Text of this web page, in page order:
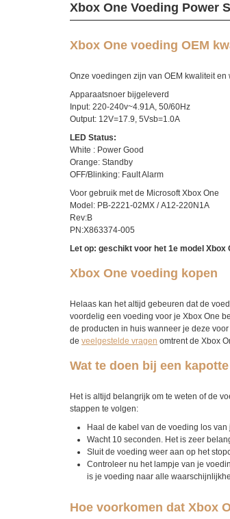
Xbox One Voeding Power
Xbox One voeding OEM
Onze voedingen zijn van OEM kwaliteit
Apparaatsnoer bijgeleverd
Input: 220-240v~4.91A, 50/60Hz
Output: 12V=17.9, 5Vsb=1.0A
LED Status:
White : Power Good
Orange: Standby
OFF/Blinking: Fault Alarm
Voor gebruik met de Microsoft Xbox One
Model: PB-2221-02MX / A12-220N1A
Rev:B
PN:X863374-005
Let op: geschikt voor het 1e model Xbox
Xbox One voeding kopen
Helaas kan het altijd gebeuren dat de
voordelig een voeding voor je Xbox One
de producten in huis wanneer je deze
de veelgestelde vragen omtrent de Xbox
Wat te doen bij een
Het is altijd belangrijk om te weten of de
stappen te volgen:
Haal de kabel van de voeding los
Wacht 10 seconden. Het is zeer
Sluit de voeding weer aan op het
Controleer nu het lampje van je
is je voeding naar alle
Hoe voorkomen dat Xbox